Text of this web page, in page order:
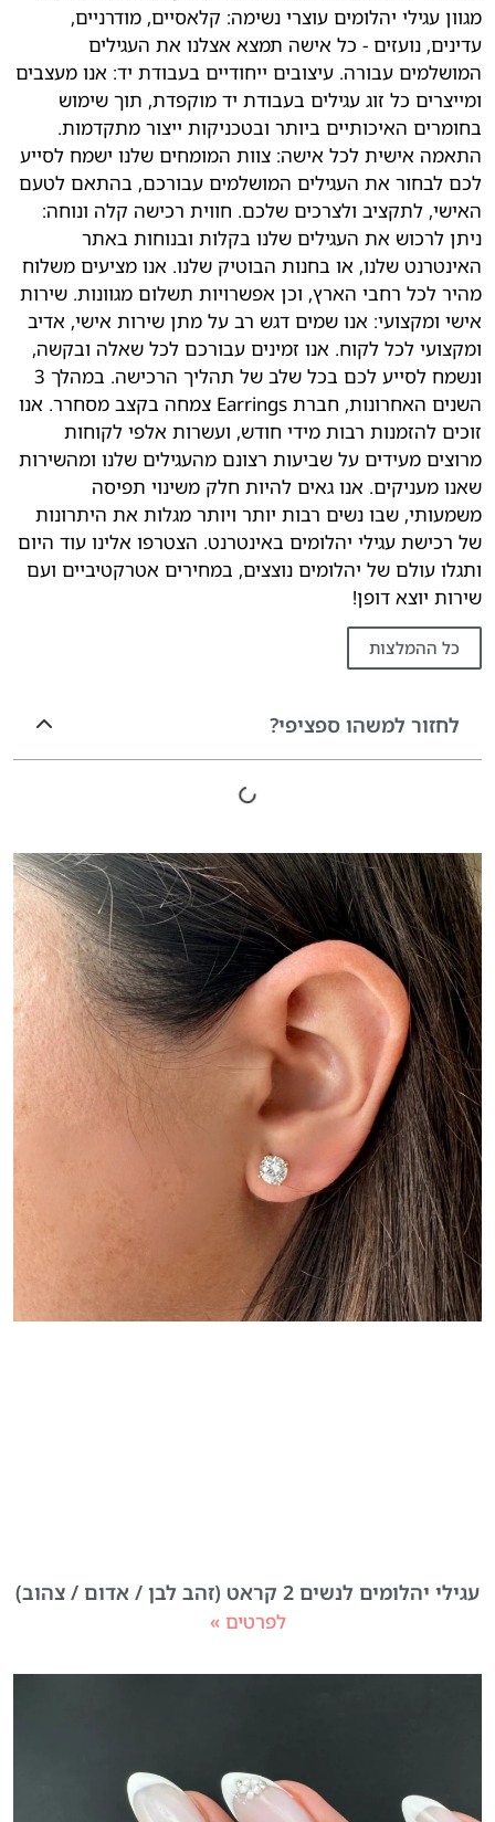
מגוון עגילי יהלומים עוצרי נשימה: קלאסיים, מודרניים,
עדינים, נועזים - כל אישה תמצא אצלנו את העגילים
המושלמים עבורה. עיצובים ייחודיים בעבודת יד: אנו מעצבים
ומייצרים כל זוג עגילים בעבודת יד מוקפדת, תוך שימוש
בחומרים האיכותיים ביותר ובטכניקות ייצור מתקדמות.
התאמה אישית לכל אישה: צוות המומחים שלנו ישמח לסייע
לכם לבחור את העגילים המושלמים עבורכם, בהתאם לטעם
האישי, לתקציב ולצרכים שלכם. חווית רכישה קלה ונוחה:
ניתן לרכוש את העגילים שלנו בקלות ובנוחות באתר
האינטרנט שלנו, או בחנות הבוטיק שלנו. אנו מציעים משלוח
מהיר לכל רחבי הארץ, וכן אפשרויות תשלום מגוונות. שירות
אישי ומקצועי: אנו שמים דגש רב על מתן שירות אישי, אדיב
ומקצועי לכל לקוח. אנו זמינים עבורכם לכל שאלה ובקשה,
ונשמח לסייע לכם בכל שלב של תהליך הרכישה. במהלך 3
השנים האחרונות, חברת Earrings צמחה בקצב מסחרר. אנו
זוכים להזמנות רבות מידי חודש, ועשרות אלפי לקוחות
מרוצים מעידים על שביעות רצונם מהעגילים שלנו ומהשירות
שאנו מעניקים. אנו גאים להיות חלק משינוי תפיסה
משמעותי, שבו נשים רבות יותר ויותר מגלות את היתרונות
של רכישת עגילי יהלומים באינטרנט. הצטרפו אלינו עוד היום
ותגלו עולם של יהלומים נוצצים, במחירים אטרקטיביים ועם
שירות יוצא דופן!
כל ההמלצות
לחזור למשהו ספציפי?
עגילי יהלומים לנשים 2 קראט (זהב לבן / אדום / צהוב)
לפרטים »